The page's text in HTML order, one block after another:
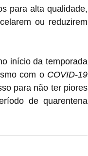
para alta qualidade,
ou reduzirem
início da temporada
com o COVID-19
para não ter piores
de quarentena